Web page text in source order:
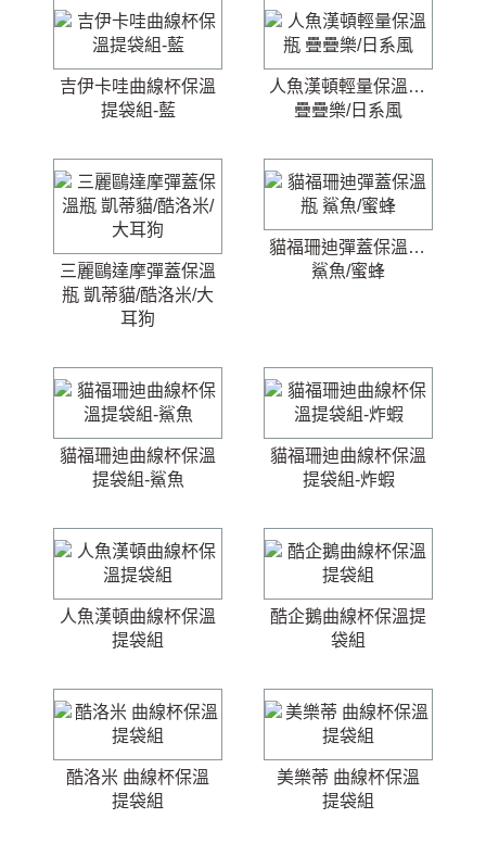
吉伊卡哇曲線杯保溫
提袋組-藍
人魚漢頓輕量保溫瓶
疊疊樂/日系風
三麗鷗達摩彈蓋保溫
瓶 凱蒂貓/酷洛米/大
耳狗
貓福珊迪彈蓋保溫瓶
鯊魚/蜜蜂
貓福珊迪曲線杯保溫
提袋組-鯊魚
貓福珊迪曲線杯保溫
提袋組-炸蝦
人魚漢頓曲線杯保溫
提袋組
酷企鵝曲線杯保溫提
袋組
酷洛米 曲線杯保溫
提袋組
美樂蒂 曲線杯保溫
提袋組